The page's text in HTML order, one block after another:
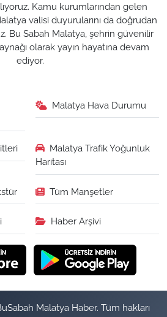
Kamu kurumlarından gelen
valisi duyurularını da doğrudan
Bu Sabah Malatya, şehrin güvenilir
olarak yayın hayatına devam
ediyor.
Malatya Hava Durumu
Malatya Trafik Yoğunluk
Haritası
Tüm Manşetler
Haber Arşivi
Malatya Haber. Tüm hakları